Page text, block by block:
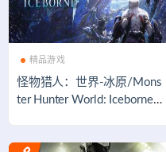
精品游戏
怪物猎人：世界-冰原/Mons
ter Hunter World: Iceborne